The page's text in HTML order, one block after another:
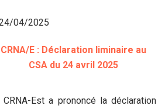
04/2025
CRNA/E : Déclaration liminaire au
CSA du 24 avril 2025
Est a prononcé la déclaration